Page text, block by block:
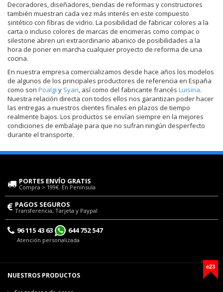
Decoradores, diseñadores, tiendas de reformas y constructores
también muestran cada vez más interés en este compuesto
sintético con fibras de vidrio. La posibilidad de fabricar colores a la
carta o incluso colores de marcas de encimeras como compac o
silestone abren un extraordinario abanico de posibilidades a la
hora de poner en marcha cualquier proyecto de reforma de una
cocina.
En nuestra empresa comercializamos desde hace años los modelos
de algunos de los principales productores de referencia en España
como son Poalgi y Syan , así como del fabricante francés Luisina.
Nuestra relación directa con todos ellos nos garantizan poder hacer
las entregas a nuestros clientes finales en plazos de tiempo
realmente bajos. Los productos se envían siempre en la mejores
condiciones de embalaje para que no sufran ningún desperfecto
durante el transporte.
PORTES ENVÍO GRATIS
Compra > 199€. En Península
PAGOS SEGUROS
Transferencia, Tarjeta y Paypal
96 115 43 63 644 752 547
Atención personalizada
e23
NUESTROS PRODUCTOS